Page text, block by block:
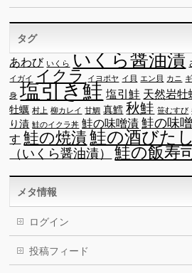
タグ
あわび いくら いくら醤油漬
イガイ
イクラ イヨポヤ イ貝 エン貝 カニ
身 塩引き鮭 塩引鮭 天然岩牡
牡蠣 村上 柳カレイ 甘鯛 真鱈 秋鮭 笹むすび
り漬 鮭のイクラ丼 鮭の味噌漬 鮭の味
す 鮭の焼漬鮭の酒びたし
（いくら醤油漬）
鮭の飯寿
メタ情報
ログイン
投稿フィード